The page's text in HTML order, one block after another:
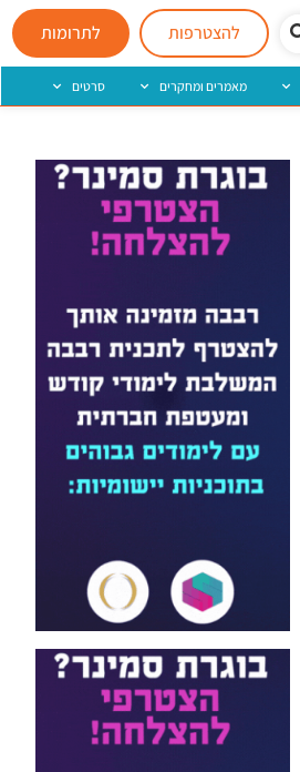
להצטרפות לתרומות
מאמרים ומחקרים סרטים